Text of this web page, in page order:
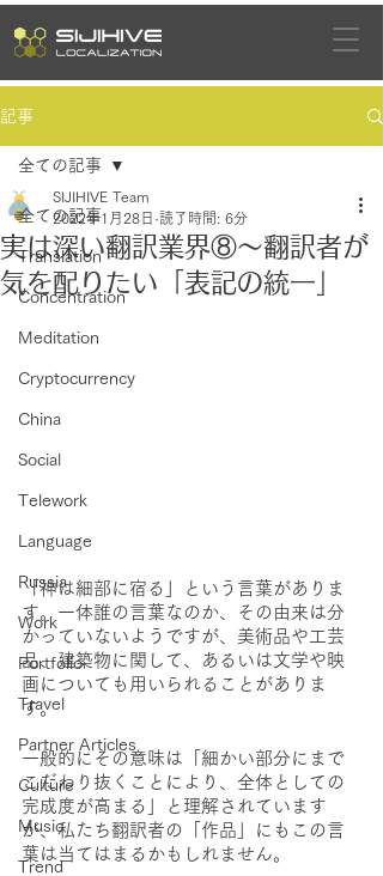
記事
全ての記事
Translation
Concentration
Meditation
Cryptocurrency
China
Social
Telework
Language
Russia
Work
Portfolio
Travel
Partner Articles
Culture
Music
Trend
全ての記事
実は深い翻訳業界⑧～翻訳者が
気を配りたい「表記の統一」
SIJIHIVE Team
2022年1月28日 読了時間: 6分
「神は細部に宿る」という言葉がありま
す。一体誰の言葉なのか、その由来は分
かっていないようですが、美術品や工芸
品、建築物に関して、あるいは文学や映
画についても用いられることがありま
す。
一般的にその意味は「細かい部分にまで
こだわり抜くことにより、全体としての
完成度が高まる」と理解されています
が、私たち翻訳者の「作品」にもこの言
葉は当てはまるかもしれません。